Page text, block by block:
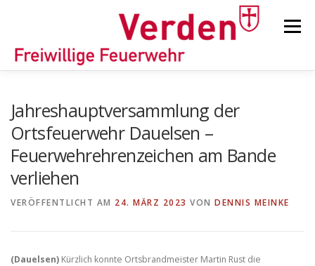
Menü
ORTSFEUERWEHREN
KINDER-/JUGENDFEUERWEHR AUSRÜSTUNG
TIPPS/TRICKS
Jahreshauptversammlung der
Ortsfeuerwehr Dauelsen –
Feuerwehrehrenzeichen am Bande
verliehen
VERÖFFENTLICHT AM 24. MÄRZ 2023 VON DENNIS MEINKE
(Dauelsen) Kürzlich konnte Ortsbrandmeister Martin Rust die